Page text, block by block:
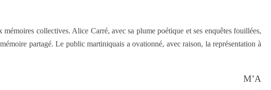
collectives. Alice Carré, avec sa plume poétique et ses enquêtes fouillées,
partagé. Le public martiniquais a ovationné, avec raison, la représentation à
M’A